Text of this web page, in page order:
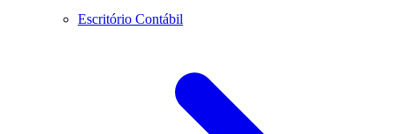
Escritório Contábil